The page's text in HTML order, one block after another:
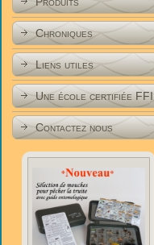
Chroniques
Liens utiles
Une école certifiée FFI
Contactez nous